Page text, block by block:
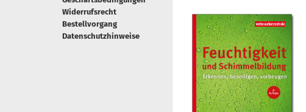
Widerrufsrecht
Bestellvorgang
Datenschutzhinweise